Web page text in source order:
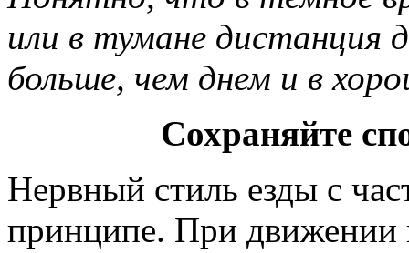
или в тумане дистанция
больше, чем днем и в
Сохраняйте
Нервный стиль езды с
принципе. При